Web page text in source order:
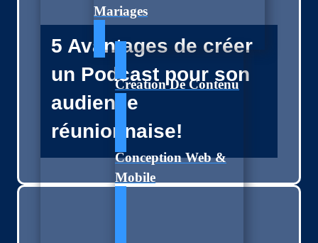
Mariages
Création De Contenu
Conception Web &
Mobile
5 Avantages de créer
un Podcast pour son
audience
réunionnaise!